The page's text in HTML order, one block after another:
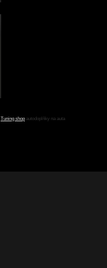
Tuning shop autodoplňky na auta